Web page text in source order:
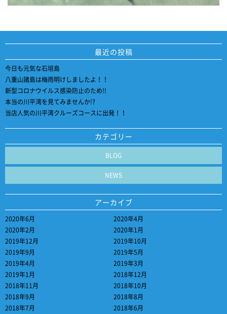
最近の投稿
今日も元気な石垣島
八重山諸島は梅雨明けしましたよ！！
新型コロナウイルス感染防止のため!!
本当の川平湾を見てみませんか!?
当店人気の川平湾クルーズコースに出発！！
カテゴリー
BLOG
NEWS
アーカイブ
2020年6月
2020年4月
2020年2月
2020年1月
2019年12月
2019年10月
2019年9月
2019年5月
2019年4月
2019年3月
2019年1月
2018年12月
2018年11月
2018年10月
2018年9月
2018年8月
2018年7月
2018年6月